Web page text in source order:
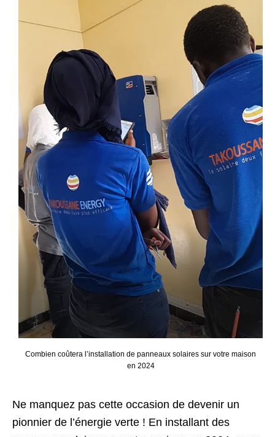
Combien coûtera l’installation de panneaux solaires sur votre maison
en 2024
Ne manquez pas cette occasion de devenir un
pionnier de l’énergie verte ! En installant des